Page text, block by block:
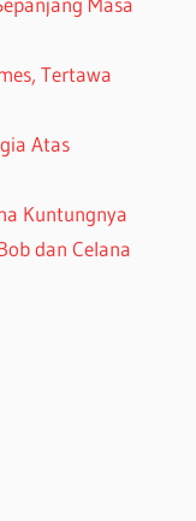
Tertawa
Atas
Kuntungnya
dan Celana